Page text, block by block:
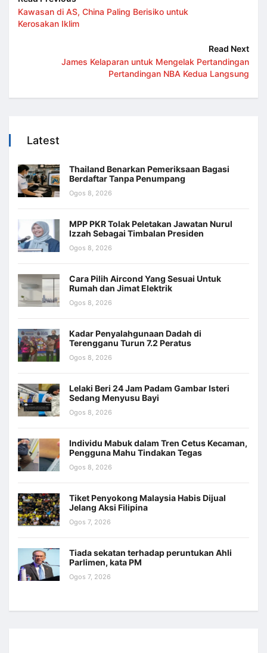
Kawasan di AS, China Paling Berisiko untuk
Kerosakan Iklim
Read Next
James Kelaparan untuk Mengelak Pertandingan
Pertandingan NBA Kedua Langsung
Latest
Thailand Benarkan Pemeriksaan Bagasi
Berdaftar Tanpa Penumpang
Ogos 8, 2026
MPP PKR Tolak Peletakan Jawatan Nurul
Izzah Sebagai Timbalan Presiden
Ogos 8, 2026
Cara Pilih Aircond Yang Sesuai Untuk
Rumah dan Jimat Elektrik
Ogos 8, 2026
Kadar Penyalahgunaan Dadah di
Terengganu Turun 7.2 Peratus
Ogos 8, 2026
Lelaki Beri 24 Jam Padam Gambar Isteri
Sedang Menyusu Bayi
Ogos 8, 2026
Individu Mabuk dalam Tren Cetus Kecaman,
Pengguna Mahu Tindakan Tegas
Ogos 8, 2026
Tiket Penyokong Malaysia Habis Dijual
Jelang Aksi Filipina
Ogos 7, 2026
Tiada sekatan terhadap peruntukan Ahli
Parlimen, kata PM
Ogos 7, 2026